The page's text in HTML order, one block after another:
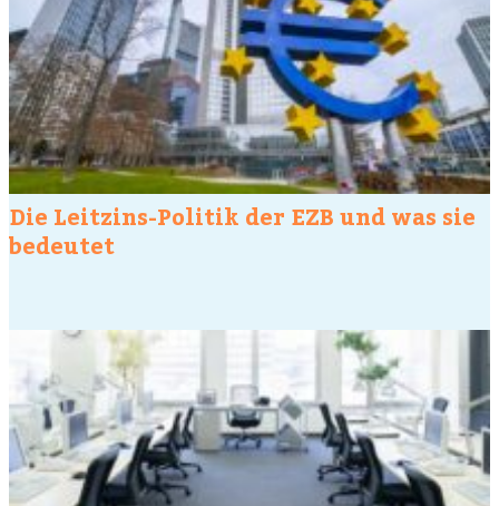
Die Leitzins-Politik der EZB und was sie
bedeutet